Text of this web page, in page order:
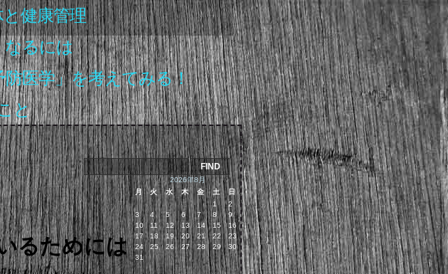
健康管理
なるには
防医学」を考えてみる！
と
るためには
2026年8月
月
火 水 木 金 土
日
1
2
3
4 5 6 7 8
9
10
11 12 13 14 15
16
17
18 19 20 21 22
23
24
25 26 27 28 29
30
31